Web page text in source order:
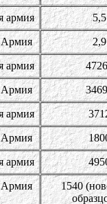
армия 5,5
Армия 2,9
армия
Армия
армия
Армия
армия
Армия
1540